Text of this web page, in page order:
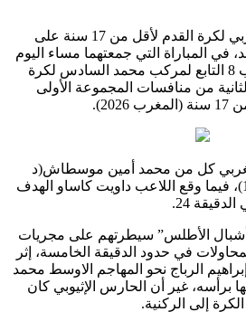
فاز المنتخب الوطني المغربي لكرة القدم لأقل من 17 سنة على
في المباراة التي جمعتهما مساء اليوم
السبت، على أرضية الملعب 8 التابع لمركب محمد السادس لكرة
من منافسات المجموعة الأولى
كل من محمد أمين موسطاش(د
48)، وعمران طالعي (90+1)، فيما وقع اللاعب داويت كاساو الهدف
24.
“أشبال الأطلس” سيطرتهم على مجريات
في حدود الدقيقة الخامسة، إثر
الرباج نحو المهاجم الاوسط محمد
غير أن الحارس الإثيوبي كان
إلى الركنية.